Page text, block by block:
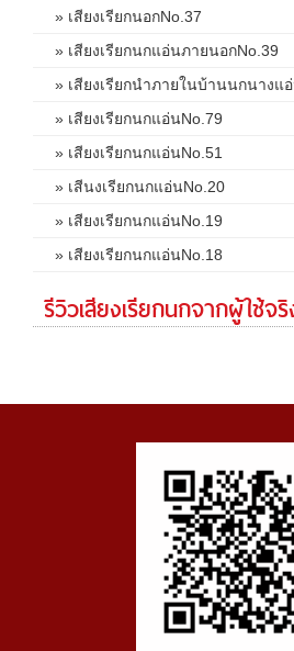
» เสียงเรียกนอกNo.37
» เสียงเรียกนกแอ่นภายนอกNo.39
» เสียงเรียกนำภายในบ้านนกนางแ
» เสียงเรียกนกแอ่นNo.79
» เสียงเรียกนกแอ่นNo.51
» เสีนงเรียกนกแอ่นNo.20
» เสียงเรียกนกแอ่นNo.19
» เสียงเรียกนกแอ่นNo.18
รีวิวเสียงเรียกนกจากผู้ใช้จ